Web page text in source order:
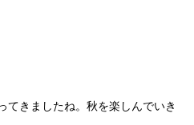
てきましたね。秋を楽しんでいき